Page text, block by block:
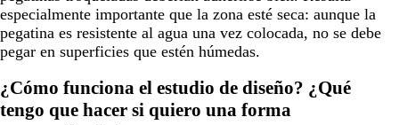
especialmente importante que la zona esté seca: aunque la
pegatina es resistente al agua una vez colocada, no se debe
pegar en superficies que estén húmedas.
¿Cómo funciona el estudio de diseño? ¿Qué
tengo que hacer si quiero una forma